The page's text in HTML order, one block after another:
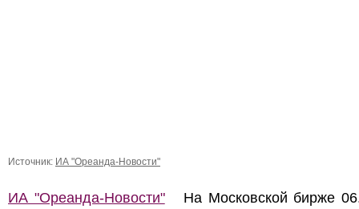
Источник: ИА "Ореанда-Новости"
ИА "Ореанда-Новости"На Московской бирже